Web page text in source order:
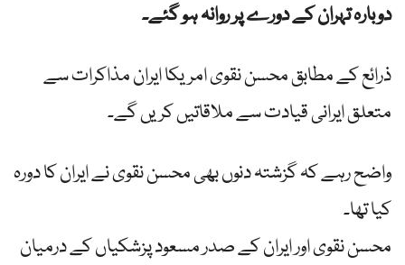
دوبارہ تہران کے دورے پر روانہ ہو گئے۔
ذرائع کے مطابق محسن نقوی امریکا ایران مذاکرات سے
متعلق ایرانی قیادت سے ملاقاتیں کریں گے۔
واضح رہے کہ گزشتہ دنوں بھی محسن نقوی نے ایران کا دورہ
کیا تھا۔
محسن نقوی اور ایران کے صدر مسعود پزشکیاں کے درمیان